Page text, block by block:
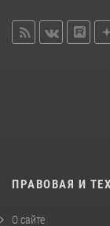
ПРАВОВАЯ И
О сайте